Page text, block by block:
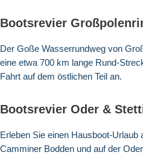
Bootsrevier
Der Goße Wasserrundweg von
eine etwa 700 km lange Rund-
Fahrt auf dem östlichen Teil an.
Bootsrevier Oder &
Erleben Sie einen Hausboot-Urlaub
Camminer Bodden und auf der